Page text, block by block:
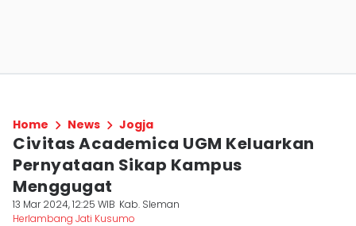
Home News Jogja
Civitas Academica UGM Keluarkan
Pernyataan Sikap Kampus
Menggugat
13 Mar 2024, 12:25 WIB Kab. Sleman
Herlambang Jati Kusumo